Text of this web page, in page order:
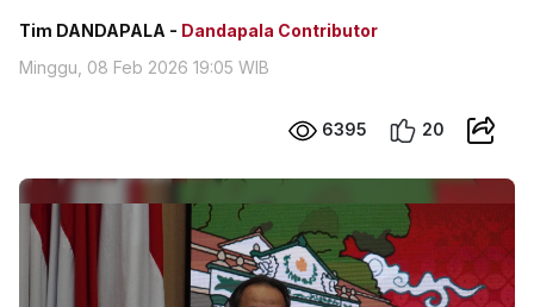
Tim DANDAPALA - Dandapala Contributor
Minggu, 08 Feb 2026 19:05 WIB
6395 20